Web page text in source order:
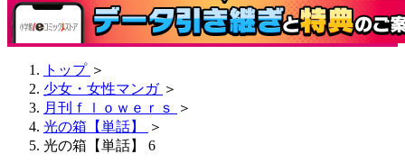
トップ ＞
少女・女性マンガ ＞
月刊ｆｌｏｗｅｒｓ
＞
光の箱【単話】
＞
光の箱【単話】 6